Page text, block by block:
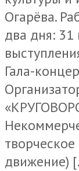
Огарёва.
два дня: 31
Гала-
движение)